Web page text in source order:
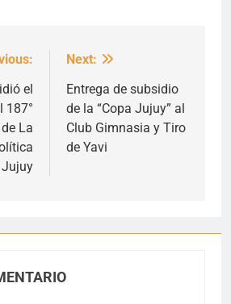
el
187°
La
Jujuy
Next:
Entrega de subsidio
de la “Copa Jujuy” al
Club Gimnasia y Tiro
de Yavi